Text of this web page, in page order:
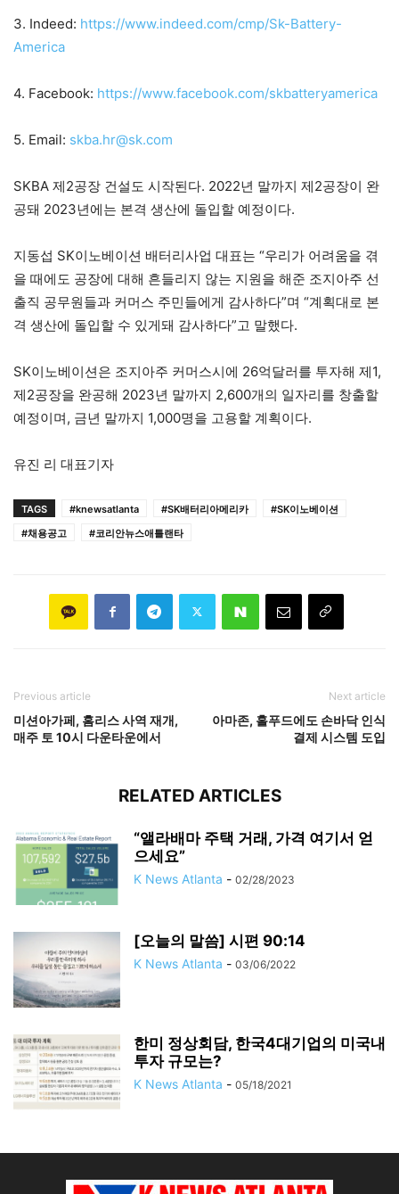
3. Indeed: https://www.indeed.com/cmp/Sk-Battery-
America
4. Facebook: https://www.facebook.com/skbatteryamerica
5. Email: skba.hr@sk.com
SKBA 제2공장 건설도 시작된다. 2022년 말까지 제2공장이 완
공돼 2023년에는 본격 생산에 돌입할 예정이다.
지동섭 SK이노베이션 배터리사업 대표는 “우리가 어려움을 겪
을 때에도 공장에 대해 흔들리지 않는 지원을 해준 조지아주 선
출직 공무원들과 커머스 주민들에게 감사하다”며 “계획대로 본
격 생산에 돌입할 수 있게돼 감사하다”고 말했다.
SK이노베이션은 조지아주 커머스시에 26억달러를 투자해 제1,
제2공장을 완공해 2023년 말까지 2,600개의 일자리를 창출할
예정이며, 금년 말까지 1,000명을 고용할 계획이다.
유진 리 대표기자
TAGS #knewsatlanta #SK배터리아메리카
#SK이노베이션
#채용공고
#코리안뉴스애틀랜타
Previous article
미션아가페, 홈리스 사역 재개,
매주 토 10시 다운타운에서
Next article
아마존, 홀푸드에도 손바닥 인식
결제 시스템 도입
RELATED ARTICLES
“앨라배마 주택 거래, 가격 여기서 얻
으세요”
K News Atlanta - 02/28/2023
[오늘의 말씀] 시편 90:14
K News Atlanta - 03/06/2022
한미 정상회담, 한국4대기업의 미국내
투자 규모는?
K News Atlanta - 05/18/2021